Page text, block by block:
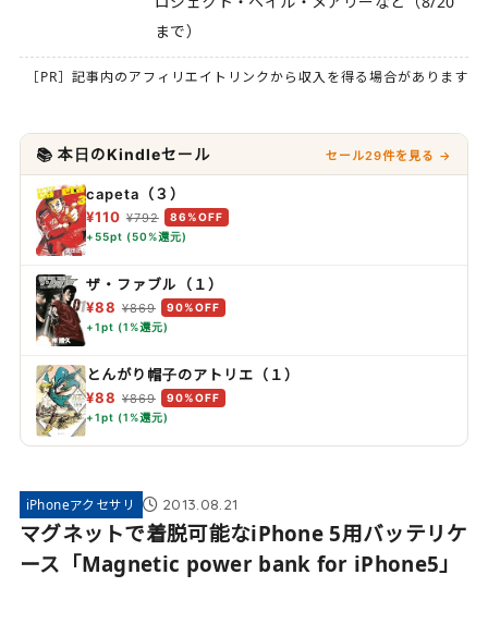
まで）
［PR］記事内のアフィリエイトリンクから収入を得る場合があります
📚 本日のKindleセール セール29件を見る →
capeta（３）
¥110 ¥792
86%OFF
+55pt (50%還元)
ザ・ファブル（１）
¥88 ¥869
90%OFF
+1pt (1%還元)
とんがり帽子のアトリエ（１）
¥88 ¥869
90%OFF
+1pt (1%還元)
iPhoneアクセサリ 2013.08.21
マグネットで着脱可能なiPhone 5用バッテリケ
ース「Magnetic power bank for iPhone5」